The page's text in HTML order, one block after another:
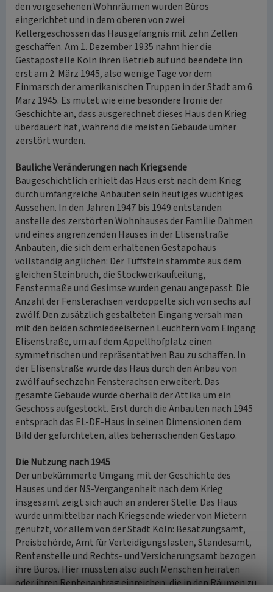
den vorgesehenen Wohnräumen wurden Büros
eingerichtet und in dem oberen von zwei
Kellergeschossen das Hausgefängnis mit zehn Zellen
geschaffen. Am 1. Dezember 1935 nahm hier die
Gestapostelle Köln ihren Betrieb auf und beendete ihn
erst am 2. März 1945, also wenige Tage vor dem
Einmarsch der amerikanischen Truppen in der Stadt am 6.
März 1945. Es mutet wie eine besondere Ironie der
Geschichte an, dass ausgerechnet dieses Haus den Krieg
überdauert hat, während die meisten Gebäude umher
zerstört wurden.
Bauliche Veränderungen nach Kriegsende
Baugeschichtlich erhielt das Haus erst nach dem Krieg
durch umfangreiche Anbauten sein heutiges wuchtiges
Aussehen. In den Jahren 1947 bis 1949 entstanden
anstelle des zerstörten Wohnhauses der Familie Dahmen
und eines angrenzenden Hauses in der Elisenstraße
Anbauten, die sich dem erhaltenen Gestapohaus
vollständig anglichen: Der Tuffstein stammte aus dem
gleichen Steinbruch, die Stockwerkaufteilung,
Fenstermaße und Gesimse wurden genau angepasst. Die
Anzahl der Fensterachsen verdoppelte sich von sechs auf
zwölf. Den zusätzlich gestalteten Eingang versah man
mit den beiden schmiedeeisernen Leuchtern vom Eingang
Elisenstraße, um auf dem Appellhofplatz einen
symmetrischen und repräsentativen Bau zu schaffen. In
der Elisenstraße wurde das Haus durch den Anbau von
zwölf auf sechzehn Fensterachsen erweitert. Das
gesamte Gebäude wurde oberhalb der Attika um ein
Geschoss aufgestockt. Erst durch die Anbauten nach 1945
entsprach das EL-DE-Haus in seinen Dimensionen dem
Bild der gefürchteten, alles beherrschenden Gestapo.
Die Nutzung nach 1945
Der unbekümmerte Umgang mit der Geschichte des
Hauses und der NS-Vergangenheit nach dem Krieg
insgesamt zeigt sich auch an anderer Stelle: Das Haus
wurde unmittelbar nach Kriegsende wieder von Mietern
genutzt, vor allem von der Stadt Köln: Besatzungsamt,
Preisbehörde, Amt für Verteidigungslasten, Standesamt,
Rentenstelle und Rechts- und Versicherungsamt bezogen
ihre Büros. Hier mussten also auch Menschen heiraten
oder ihren Rentenantrag einreichen, die in den Räumen zu